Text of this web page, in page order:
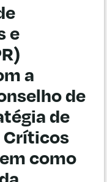
e
a
de
de
Críticos
como